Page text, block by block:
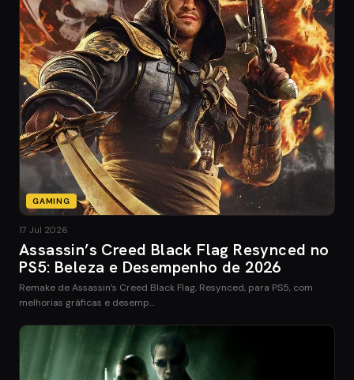
GAMING
17 Jul 2026
Assassin’s Creed Black Flag Resynced no
PS5: Beleza e Desempenho de 2026
Remake de Assassin’s Creed Black Flag, Resynced, para PS5, com
melhorias gráficas e desemp…